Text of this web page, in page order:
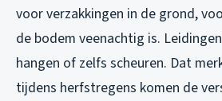
voor verzakkingen in de grond,
de bodem veenachtig is.
hangen of zelfs scheuren. Dat
tijdens herfstregens komen de